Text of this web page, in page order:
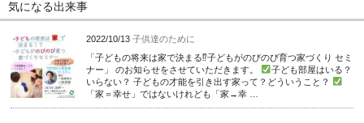
気になる出来事
2022/10/13 子供達のために
「子どもの将来は家で決まる⁉子どもがのびのび育つ家づくり セミ
ナー」 のお知らせをさせていただきます。
子ども部屋はいる？
いらない？ 子どもの才能を引き出す家って？どういうこと？
「家＝幸せ」ではないけれども「家→幸 …